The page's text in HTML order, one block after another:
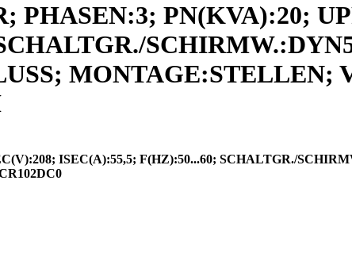
PHASEN:3; PN(KVA):20;
MONTAGE:STELLEN;
ISEC(A):55,5; F(HZ):50...60; SCHALTGR./